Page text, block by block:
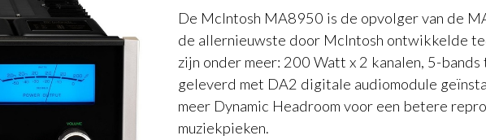
De McIntosh MA8950 is de opvolger van de
de allernieuwste door McIntosh ontwikkelde
zijn onder meer: 200 Watt x 2 kanalen, 5-
geleverd met DA2 digitale audiomodule
meer Dynamic Headroom voor een betere
muziekpieken.